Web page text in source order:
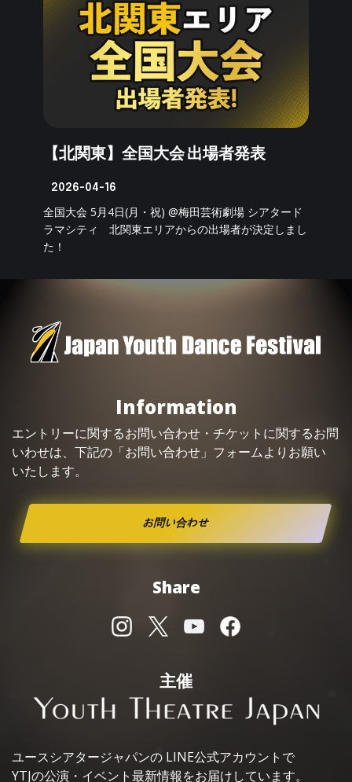
【北関東】全国大会 出場者発表
2026-04-16
全国大会 5月4日(月・祝) @梅田芸術劇場 シアタード
ラマシティ 北関東エリアからの出場者が決定しまし
た！
Information
エントリーに関するお問い合わせ・ チケット に関するお問
いわせは、下記の「お問い合わせ」フォームよりお願い
いたします。
お問い合わせ
Share
主催
ユースシアタージャパンの LINE公式アカウントで
YTJの公演・イベント最新情報をお届けしています。